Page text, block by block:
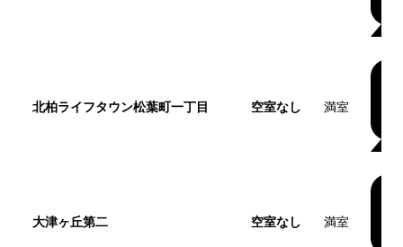
北柏ライフタウン松葉町一丁目 空室なし 満室
大津ヶ丘第二 空室なし 満室